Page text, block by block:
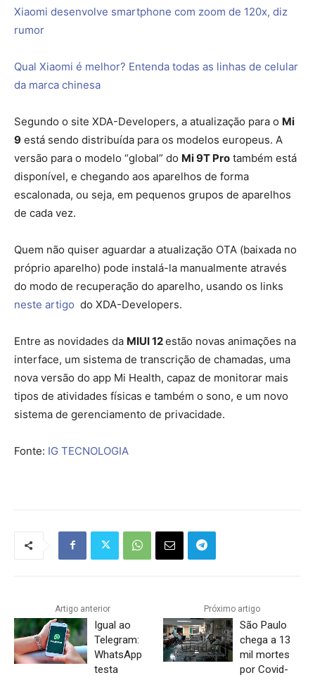
Xiaomi desenvolve smartphone com zoom de 120x, diz
rumor
Qual Xiaomi é melhor? Entenda todas as linhas de celular
da marca chinesa
Segundo o site XDA-Developers, a atualização para o Mi
9 está sendo distribuída para os modelos europeus. A
versão para o modelo “global” do Mi 9T Pro também está
disponível, e chegando aos aparelhos de forma
escalonada, ou seja, em pequenos grupos de aparelhos
de cada vez.
Quem não quiser aguardar a atualização OTA (baixada no
próprio aparelho) pode instalá-la manualmente através
do modo de recuperação do aparelho, usando os links
neste artigo do XDA-Developers.
Entre as novidades da MIUI 12estão novas animações na
interface, um sistema de transcrição de chamadas, uma
nova versão do app Mi Health, capaz de monitorar mais
tipos de atividades físicas e também o sono, e um novo
sistema de gerenciamento de privacidade.
Fonte: IG TECNOLOGIA
Artigo anterior
Igual ao
Telegram:
WhatsApp
testa
Próximo artigo
São Paulo
chega a 13
mil mortes
por Covid-